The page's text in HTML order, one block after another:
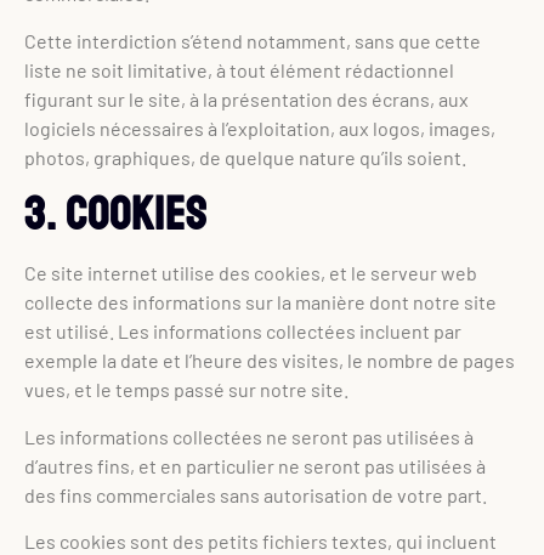
Cette interdiction s’étend notamment, sans que cette
liste ne soit limitative, à tout élément rédactionnel
figurant sur le site, à la présentation des écrans, aux
logiciels nécessaires à l’exploitation, aux logos, images,
photos, graphiques, de quelque nature qu’ils soient.
3. Cookies
Ce site internet utilise des cookies, et le serveur web
collecte des informations sur la manière dont notre site
est utilisé. Les informations collectées incluent par
exemple la date et l’heure des visites, le nombre de pages
vues, et le temps passé sur notre site.
Les informations collectées ne seront pas utilisées à
d’autres fins, et en particulier ne seront pas utilisées à
des fins commerciales sans autorisation de votre part.
Les cookies sont des petits fichiers textes, qui incluent